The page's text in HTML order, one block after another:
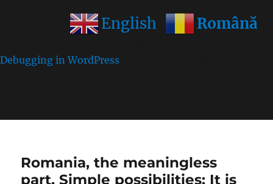
: Function wp_get_inline_script_tag was called
Debugging in WordPress
Romania, the meaningless
part. Simple possibilities: It is
English Română